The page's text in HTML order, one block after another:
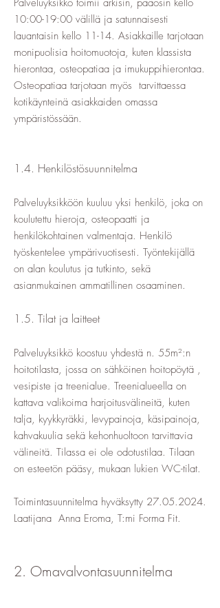
Palveluyksikkö toimii arkisin, pääosin kello
10:00-19:00 välillä ja satunnaisesti
lauantaisin kello 11-14. Asiakkaille tarjotaan
monipuolisia hoitomuotoja, kuten klassista
hierontaa, osteopatiaa ja imukuppihierontaa.
Osteopatiaa tarjotaan myös tarvittaessa
kotikäynteinä asiakkaiden omassa
ympäristössään.
1.4. Henkilöstösuunnitelma
Palveluyksikköön kuuluu yksi henkilö, joka on
koulutettu hieroja, osteopaatti ja
henkilökohtainen valmentaja. Henkilö
työskentelee ympärivuotisesti. Työntekijällä
on alan koulutus ja tutkinto, sekä
asianmukainen ammatillinen osaaminen.
1.5. Tilat ja laitteet
Palveluyksikkö koostuu yhdestä n. 55m²:n
hoitotilasta, jossa on sähköinen hoitopöytä ,
vesipiste ja treenialue. Treenialueella on
kattava valikoima harjoitusvälineitä, kuten
talja, kyykkyräkki, levypainoja, käsipainoja,
kahvakuulia sekä kehonhuoltoon tarvittavia
välineitä. Tilassa ei ole odotustilaa. Tilaan
on esteetön pääsy, mukaan lukien WC-tilat.
Toimintasuunnitelma hyväksytty 27.05.2024.
Laatijana Anna Eroma, T:mi Forma Fit.
2. Omavalvontasuunnitelma